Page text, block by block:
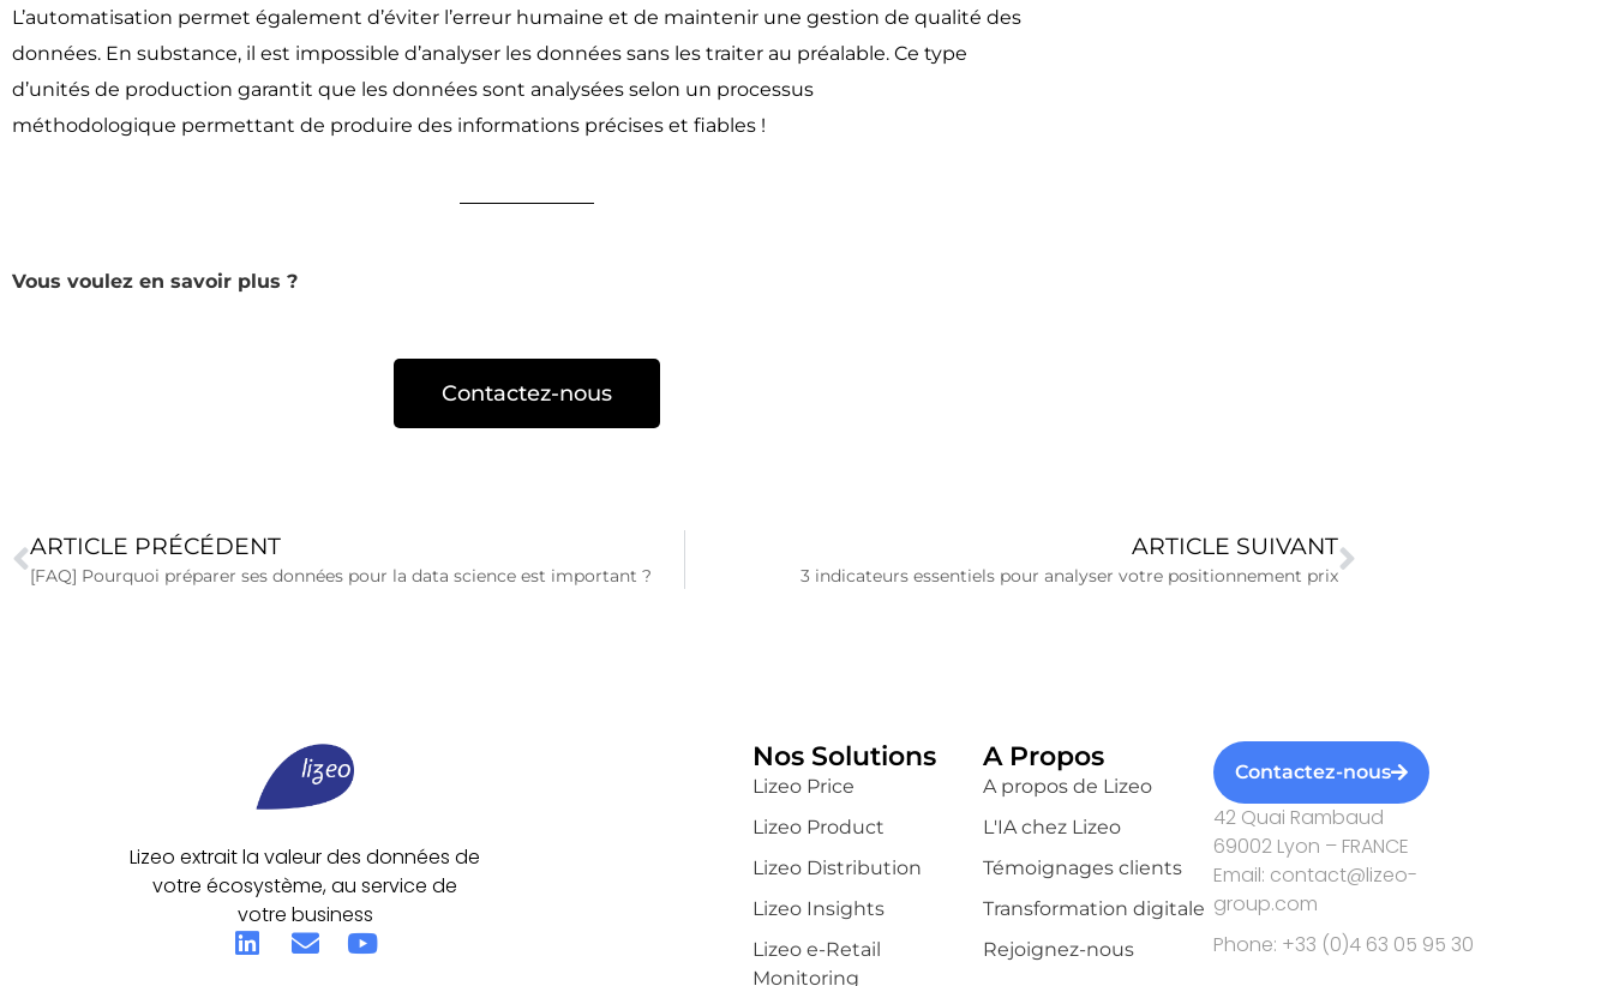
L’automatisation permet également d’éviter l’erreur humaine et de maintenir une gestion de qualité des
données. En substance, il est impossible d’analyser les données sans les traiter au préalable. Ce type
d’unités de production garantit que les données sont analysées selon un processus
méthodologique permettant de produire des informations précises et fiables !
Vous voulez en savoir plus ?
Contactez-nous
ARTICLE PRÉCÉDENT
[FAQ] Pourquoi préparer ses données pour la data science est important ?
ARTICLE SUIVANT
3 indicateurs essentiels pour analyser votre positionnement prix
Lizeo extrait la valeur des données de
votre écosystème, au service de
votre business
Nos Solutions
Lizeo Price
Lizeo Product
Lizeo Distribution
Lizeo Insights
Lizeo e-Retail
Monitoring
A Propos
A propos de Lizeo
L'IA chez Lizeo
Témoignages clients
Transformation digitale
Rejoignez-nous
Contactez-nous
42 Quai Rambaud
69002 Lyon – FRANCE
Email: contact@lizeo-
group.com
Phone: +33 (0)4 63 05 95 30